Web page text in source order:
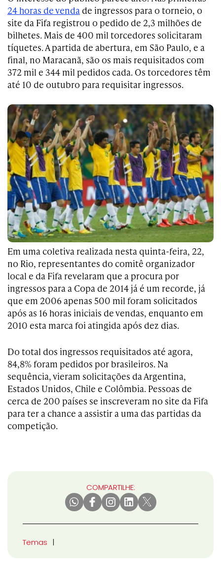
24 horas de venda de ingressos para o torneio, o
site da Fifa registrou o pedido de 2,3 milhões de
bilhetes. Mais de 400 mil torcedores solicitaram
tíquetes. A partida de abertura, em São Paulo, e a
final, no Maracanã, são os mais requisitados com
372 mil e 344 mil pedidos cada. Os torcedores têm
até 10 de outubro para requisitar ingressos.
Em uma coletiva realizada nesta quinta-feira, 22,
no Rio, representantes do comitê organizador
local e da Fifa revelaram que a procura por
ingressos para a Copa de 2014 já é um recorde, já
que em 2006 apenas 500 mil foram solicitados
após as 16 horas iniciais de vendas, enquanto em
2010 esta marca foi atingida após dez dias.
Do total dos ingressos requisitados até agora,
84,8% foram pedidos por brasileiros. Na
sequência, vieram solicitações da Argentina,
Estados Unidos, Chile e Colômbia. Pessoas de
cerca de 200 países se inscreveram no site da Fifa
para ter a chance a assistir a uma das partidas da
competição.
COMPARTILHE:
Temas